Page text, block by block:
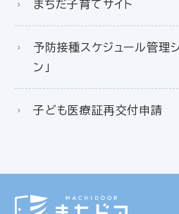
まちだ子育てサイト
予防接種スケジュール管理
ン」
子ども医療証再交付申請